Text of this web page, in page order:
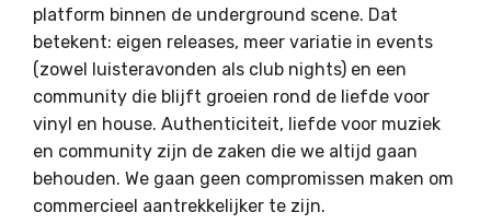
platform binnen de underground scene. Dat
betekent: eigen releases, meer variatie in events
(zowel luisteravonden als club nights) en een
community die blijft groeien rond de liefde voor
vinyl en house. Authenticiteit, liefde voor muziek
en community zijn de zaken die we altijd gaan
behouden. We gaan geen compromissen maken om
commercieel aantrekkelijker te zijn.